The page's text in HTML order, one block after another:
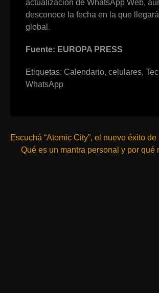
actualización de WhatsApp Web,
desconoce la fecha en la que
global.
Fuente: EUROPA PRESS
Etiquetas: Calendario, celulares,
WhatsApp
Escuchá “Atomic City”, el nuevo éxito de
Qué es un mantra personal y por qué